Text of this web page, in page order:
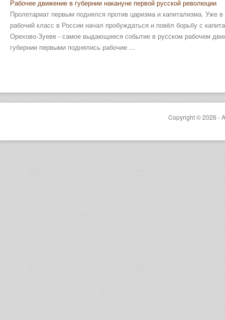
Рабочее движение в губернии накануне первой русской революции
Пролетариат первым поднялся против царизма и капитализма. Уже
рабочий класс в России начал пробуждаться и повёл борьбу с
Орехово-Зуеве - самое выдающееся событие в русском рабочем
губернии первыми поднялись рабочие ...
Copyright © 2026 -